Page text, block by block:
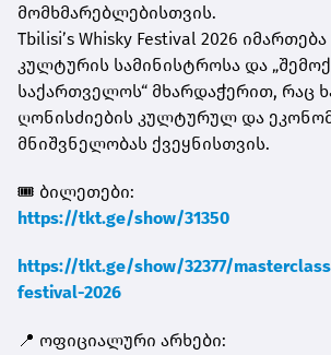
მომხმარებლებისთვის.
Tbilisi’s Whisky Festival 2026
კულტურის სამინისტროსა და
საქართველოს“ მხარდაჭერით, რაც
ღონისძიების კულტურულ და
მნიშვნელობას ქვეყნისთვის.
🎟 ბილეთები:
https://tkt.ge/show/31350
https://tkt.ge/show/32377/
festival-2026
📍 ოფიციალური არხები: